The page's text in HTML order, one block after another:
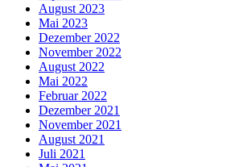
August 2023
Mai 2023
Dezember 2022
November 2022
August 2022
Mai 2022
Februar 2022
Dezember 2021
November 2021
August 2021
Juli 2021